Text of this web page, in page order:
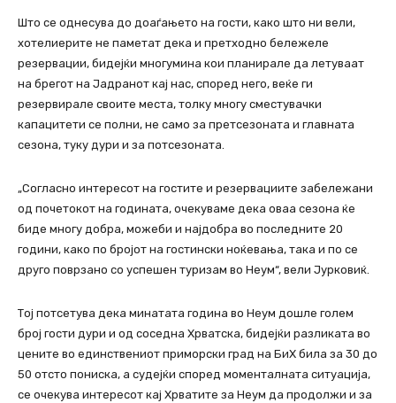
Што се однесува до доаѓањето на гости, како што ни вели,
хотелиерите не паметат дека и претходно бележеле
резервации, бидејќи многумина кои планирале да летуваат
на брегот на Јадранот кај нас, според него, веќе ги
резервирале своите места, толку многу сместувачки
капацитети се полни, не само за претсезоната и главната
сезона, туку дури и за потсезоната.
„Согласно интересот на гостите и резервациите забележани
од почетокот на годината, очекуваме дека оваа сезона ќе
биде многу добра, можеби и најдобра во последните 20
години, како по бројот на гостински ноќевања, така и по се
друго поврзано со успешен туризам во Неум“, вели Јурковиќ.
Тој потсетува дека минатата година во Неум дошле голем
број гости дури и од соседна Хрватска, бидејќи разликата во
цените во единствениот приморски град на БиХ била за 30 до
50 отсто пониска, а судејќи според моменталната ситуација,
се очекува интересот кај Хрватите за Неум да продолжи и за